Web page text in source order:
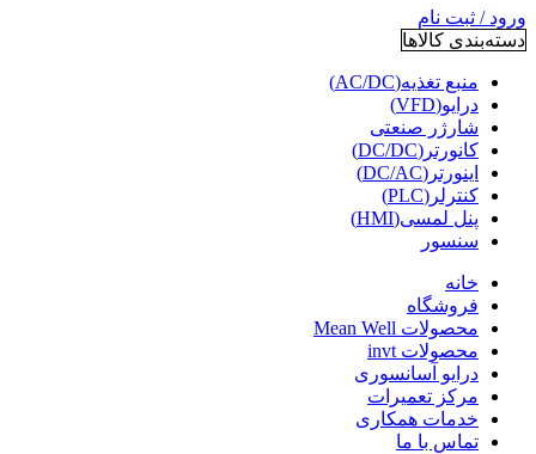
ورود / ثبت نام
دسته‌بندی کالاها
منبع تغذیه(AC/DC)
درایو(VFD)
شارژر صنعتی
کانورتر(DC/DC)
اینورتر(DC/AC)
کنترلر(PLC)
پنل لمسی(HMI)
سنسور
خانه
فروشگاه
محصولات Mean Well
محصولات invt
درایو آسانسوری
مرکز تعمیرات
خدمات همکاری
تماس با ما